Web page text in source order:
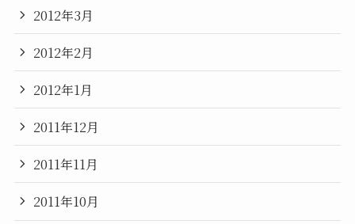
2012年3月
2012年2月
2012年1月
2011年12月
2011年11月
2011年10月